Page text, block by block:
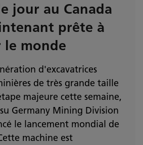
jour au Canada
prête à
le monde
d'excavatrices
de très grande taille
majeure cette semaine,
Germany Mining Division
le lancement mondial de
machine est